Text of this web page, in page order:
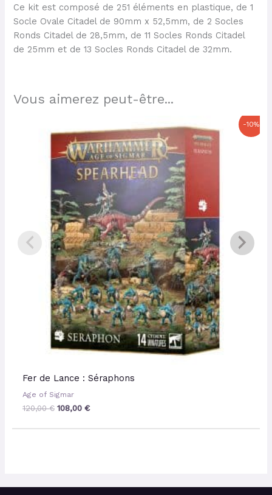
Ce kit est composé de 251 éléments en plastique, de 1
Socle Ovale Citadel de 90mm x 52,5mm, de 2 Socles
Ronds Citadel de 28,5mm, de 11 Socles Ronds Citadel
de 25mm et de 13 Socles Ronds Citadel de 32mm.
Vous aimerez peut-être...
-10%
Fer de Lance : Séraphons
Age of Sigmar
120,00€
prix
initial
était :
120,00 €.
108,00€
prix
actuel
est :
108,00 €.